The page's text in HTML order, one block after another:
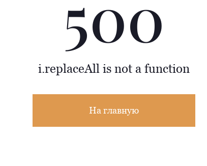
500
i.replaceAll is not a function
На главную